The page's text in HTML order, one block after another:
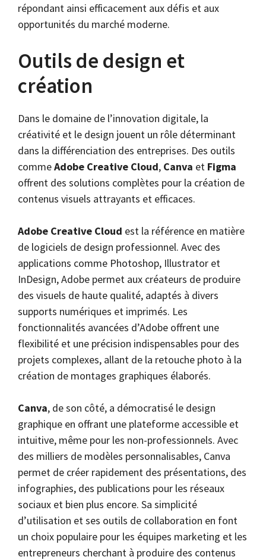
répondant ainsi efficacement aux défis et aux
opportunités du marché moderne.
Outils de design et
création
Dans le domaine de l’innovation digitale, la
créativité et le design jouent un rôle déterminant
dans la différenciation des entreprises. Des outils
commeAdobe Creative Cloud, Canva et Figma
offrent des solutions complètes pour la création de
contenus visuels attrayants et efficaces.
Adobe Creative Cloud est la référence en matière
de logiciels de design professionnel. Avec des
applications comme Photoshop, Illustrator et
InDesign, Adobe permet aux créateurs de produire
des visuels de haute qualité, adaptés à divers
supports numériques et imprimés. Les
fonctionnalités avancées d’Adobe offrent une
flexibilité et une précision indispensables pour des
projets complexes, allant de la retouche photo à la
création de montages graphiques élaborés.
Canva, de son côté, a démocratisé le design
graphique en offrant une plateforme accessible et
intuitive, même pour les non-professionnels. Avec
des milliers de modèles personnalisables, Canva
permet de créer rapidement des présentations, des
infographies, des publications pour les réseaux
sociaux et bien plus encore. Sa simplicité
d’utilisation et ses outils de collaboration en font
un choix populaire pour les équipes marketing et les
entrepreneurs cherchant à produire des contenus